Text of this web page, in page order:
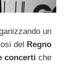
un
del Regno
concerti che